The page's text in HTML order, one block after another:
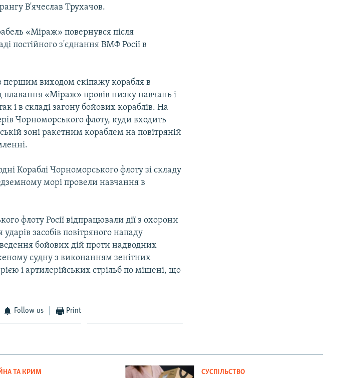
В'ячеслав Трухачов.
«Міраж» повернувся після
постійного з'єднання ВМФ Росії в
першим виходом екіпажу корабля в
«Міраж» провів низку навчань і
і в складі загону бойових кораблів. На
Чорноморського флоту, куди входить
зоні ракетним кораблем на повітряній
Кораблі Чорноморського флоту зі складу
морі провели навчання в
флоту Росії відпрацювали дії з охорони
засобів повітряного нападу
бойових дій проти надводних
судну з виконанням зенітних
і артилерійських стрільб по мішені, що
Follow us Print
ТА КРИМ СУСПІЛЬСТВО